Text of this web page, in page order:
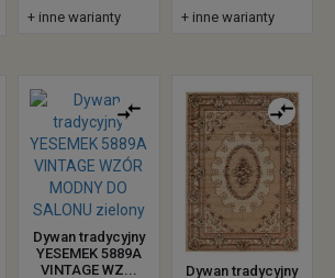
+ inne warianty + inne warianty
Dywan tradycyjny
YESEMEK 5889A
VINTAGE WZ...
Dywan tradycyjny